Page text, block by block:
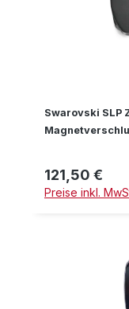
Swarovski SLP
Regulärer Preis:
121,50 €
Preise inkl.